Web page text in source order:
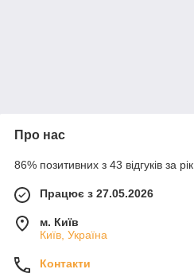
Про нас
86% позитивних з 43 відгуків за рік
Працює з 27.05.2026
м. Київ
Київ, Україна
Контакти